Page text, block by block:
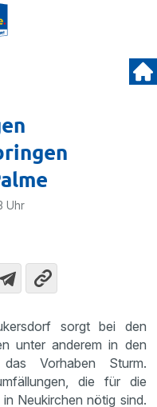
Uhr
sorgt bei den
unter anderem in den
Vorhaben Sturm.
die für die
Neukirchen nötig sind.